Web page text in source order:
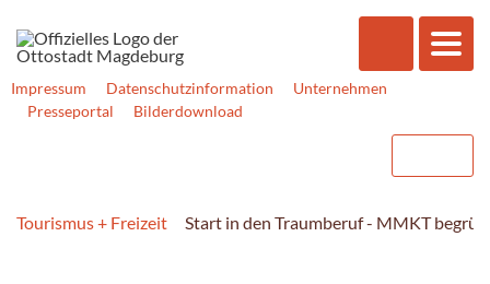
Impressum Datenschutzinformation
Unternehmen
Presseportal
Bilderdownload
Tourismus + Freizeit Start in den Traumberuf - MMKT